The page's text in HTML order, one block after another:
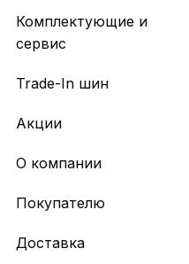
Комплектующие и
сервис
Trade-In шин
Акции
О компании
Покупателю
Доставка